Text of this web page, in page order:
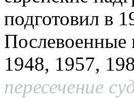
подготовил в
Послевоенные
1948, 1957,
пересечение